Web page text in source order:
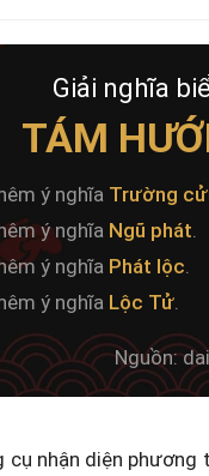
Giải nghĩa
TÁM
ý nghĩa Trường
ý nghĩa Ngũ phát.
ý nghĩa Phát lộc.
ý nghĩa Lộc Tử.
Nguồn:
cụ nhận diện